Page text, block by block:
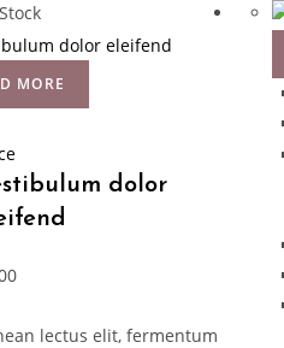
MORE
dolor
lectus elit, fermentum